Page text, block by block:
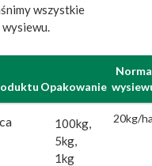
wszystkie
Opakowanie
Norma
100kg,
5kg,
1kg
20kg/